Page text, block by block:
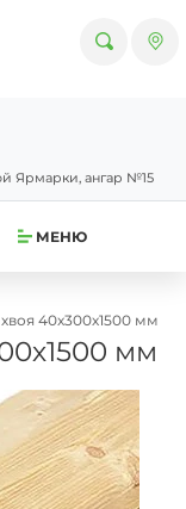
Ярмарки, ангар №15
МЕНЮ
40х300х1500 мм
мм